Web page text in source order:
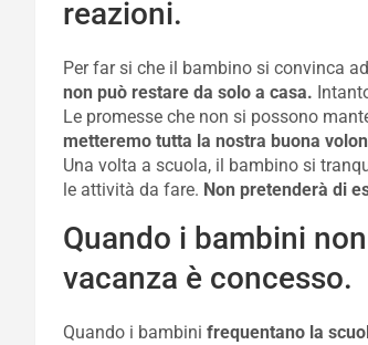
reazioni.
Per far si che il bambino si convinca
non può restare da solo a casa.
Le promesse che non si possono
metteremo tutta la nostra buona
Una volta a scuola, il bambino si
le attività da fare. Non pretenderà di
Quando i bambini
vacanza è concesso.
Quando i bambini frequentano la